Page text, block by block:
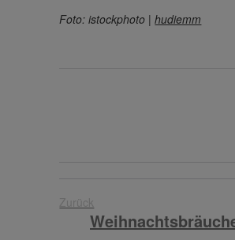
Foto: istockphoto |hudiemm
Zurück